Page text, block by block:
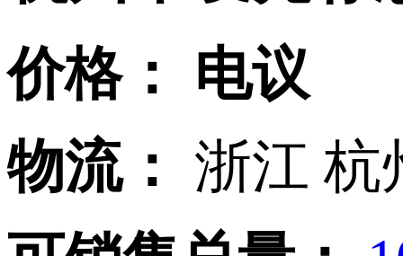
价格：
电议
物流： 浙江 杭